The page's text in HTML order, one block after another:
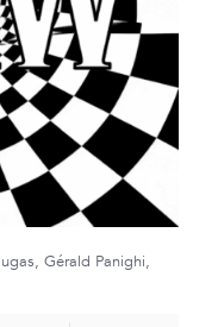
Gérald Panighi,